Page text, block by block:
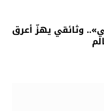
وثائقي يهزّ أعرق